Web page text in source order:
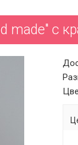
made" c